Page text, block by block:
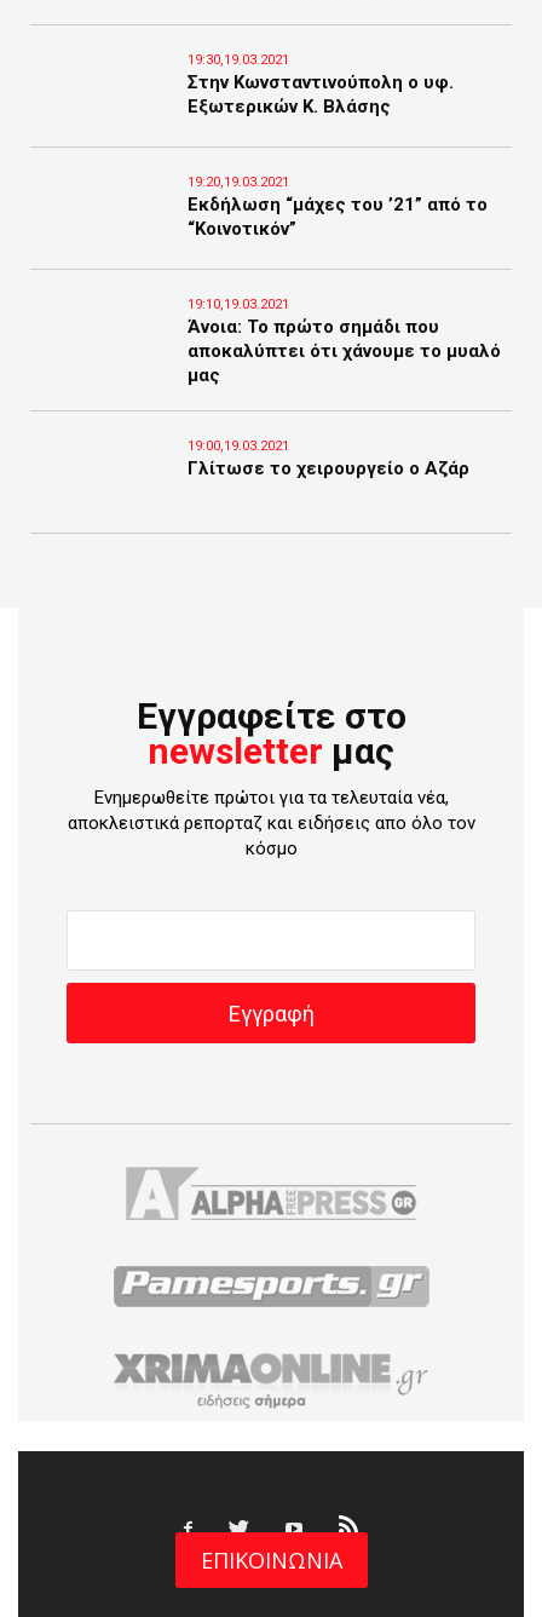
19:30,19.03.2021
Στην Κωνσταντινούπολη ο υφ.
Εξωτερικών Κ. Βλάσης
19:20,19.03.2021
Εκδήλωση “μάχες του ’21” από το
“Κοινοτικόν”
19:10,19.03.2021
Άνοια: Το πρώτο σημάδι που
αποκαλύπτει ότι χάνουμε το μυαλό
μας
19:00,19.03.2021
Γλίτωσε το χειρουργείο ο Αζάρ
Εγγραφείτε στο
newsletter μας
Ενημερωθείτε πρώτοι για τα τελευταία νέα,
αποκλειστικά ρεπορταζ και ειδήσεις απο όλο τον
κόσμο
ΕΠΙΚΟΙΝΩΝΙΑ